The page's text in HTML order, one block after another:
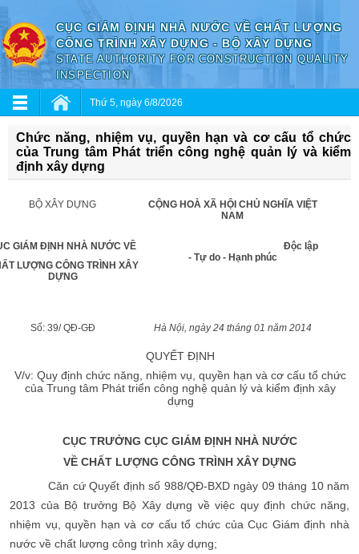
CỤC GIÁM ĐỊNH NHÀ NƯỚC VỀ CHẤT LƯỢNG
CÔNG TRÌNH XÂY DỰNG - BỘ XÂY DỰNG
STATE AUTHORITY FOR CONSTRUCTION QUALITY
INSPECTION
Thứ 5, ngày 6/8/2026
Chức năng, nhiệm vụ, quyền hạn và cơ cấu tổ chức
của Trung tâm Phát triển công nghệ quản lý và kiểm
định xây dựng
BỘ XÂY DỰNG
CỘNG HOÀ XÃ HỘI CHỦ NGHĨA VIỆT
NAM
GIÁM ĐỊNH NHÀ NƯỚC VỀ
LƯỢNG CÔNG TRÌNH XÂY
DỰNG
Độc lập
- Tự do - Hạnh phúc
Số: 39/ QĐ-GĐ Hà Nội, ngày 24 tháng 01 năm 2014
QUYẾT ĐỊNH
V/v: Quy định chức năng, nhiệm vụ, quyền hạn và cơ cấu tổ chức
của Trung tâm Phát triển công nghệ quản lý và kiểm định xây
dựng
CỤC TRƯỞNG CỤC GIÁM ĐỊNH NHÀ NƯỚC
VỀ CHẤT LƯỢNG CÔNG TRÌNH XÂY DỰNG
Căn cứ Quyết định số 988/QĐ-BXD ngày 09 tháng 10 năm
2013 của Bộ trưởng Bộ Xây dựng về việc quy định chức năng,
nhiệm vụ, quyền hạn và cơ cấu tổ chức của Cục Giám định nhà
nước về chất lượng công trình xây dựng;